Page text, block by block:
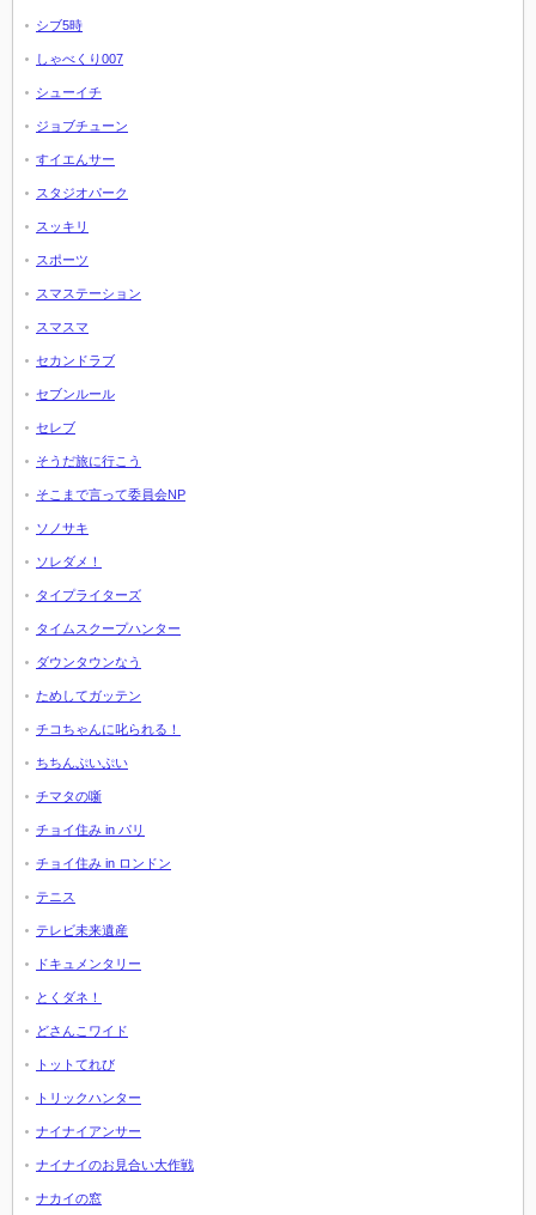
シブ5時
しゃべくり007
シューイチ
ジョブチューン
すイエんサー
スタジオパーク
スッキリ
スポーツ
スマステーション
スマスマ
セカンドラブ
セブンルール
セレブ
そうだ旅に行こう
そこまで言って委員会NP
ソノサキ
ソレダメ！
タイプライターズ
タイムスクープハンター
ダウンタウンなう
ためしてガッテン
チコちゃんに叱られる！
ちちんぷいぷい
チマタの噺
チョイ住み in パリ
チョイ住み in ロンドン
テニス
テレビ未来遺産
ドキュメンタリー
とくダネ！
どさんこワイド
トットてれび
トリックハンター
ナイナイアンサー
ナイナイのお見合い大作戦
ナカイの窓